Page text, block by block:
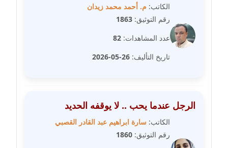
مدونة غازي جابر
مدونة فاطمة البسريني
مدونة فاطمة حجازي
الكاتب: م. أحمد محمد زيدان
رقم التوثيق: 1863
عدد المشاهدات: 82
تاريخ التأليف: 26-05-2026
الرجل عندما يحب .. لا يوقفه الحديد
الكاتب: سارة ابراهيم عبد القادر القصبي
رقم التوثيق: 1860